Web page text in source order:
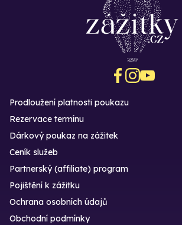
Prodloužení platnosti poukazu
Rezervace termínu
Dárkový poukaz na zážitek
Ceník služeb
Partnerský (affiliate) program
Pojištění k zážitku
Ochrana osobních údajů
Obchodní podmínky